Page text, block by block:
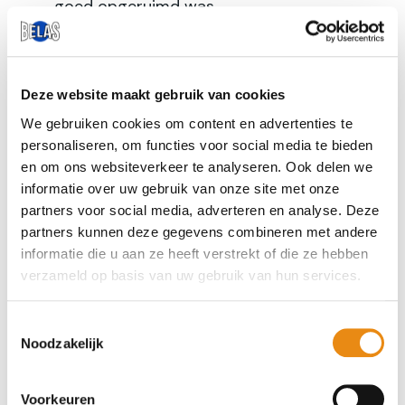
Deze website maakt gebruik van cookies
We gebruiken cookies om content en advertenties te
personaliseren, om functies voor social media te bieden
en om ons websiteverkeer te analyseren. Ook delen we
informatie over uw gebruik van onze site met onze
partners voor social media, adverteren en analyse. Deze
partners kunnen deze gegevens combineren met andere
informatie die u aan ze heeft verstrekt of die ze hebben
verzameld op basis van uw gebruik van hun services.
Noodzakelijk
Voorkeuren
goed opgeruimd was.
Hoe houd je een balkon veilig voor je
kind én aantrekkelijk?
Wij begrijpen dat je van jouw balkon een warm
plekje wilt maken om tot rust te komen. Zorgen
dat dit plekje tegelijkertijd kindveilig is kan een
uitdaging zijn. Daarom raden wij altijd aan om
het balkon op te fleuren met veel bloemen en
planten. Wel is het belangrijk om deze te planten
Voor extra speelmomenten voor je kind kun je
bijvoorbeeld denken aan het plaatsen van een